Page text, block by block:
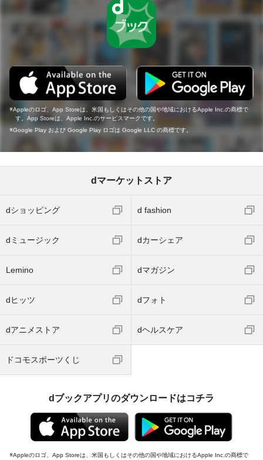
Appleのロゴ、App Storeは、米国もしくはその他の国や地域におけるApple Inc.の商標で
す。App Storeは、Apple Inc.のサービスマークです。
Google Play および Google Play ロゴは Google LLC の商標です。
dマーケットストア
dショッピング d fashion
dミュージック dカーシェア
Lemino dマガジン
dヒッツ dフォト
dアニメストア dヘルスケア
ドコモスポーツくじ
dブックアプリのダウンロードはコチラ
Appleのロゴ、App Storeは、米国もしくはその他の国や地域におけるApple Inc.の商標で